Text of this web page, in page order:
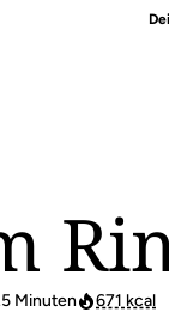
Minuten 671 kcal